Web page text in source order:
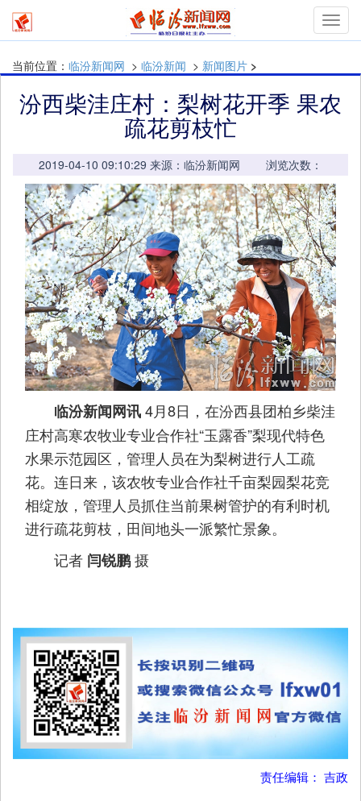
当前位置： 临汾新闻网 > 临汾新闻 > 新闻图片 >
汾西柴洼庄村：梨树花开季 果农
疏花剪枝忙
2019-04-10 09:10:29 来源：临汾新闻网 浏览次数：
临汾新闻网讯4月8日，在汾西县团柏乡柴洼
庄村高寒农牧业专业合作社“玉露香”梨现代特色
水果示范园区，管理人员在为梨树进行人工疏
花。连日来，该农牧专业合作社千亩梨园梨花竞
相绽放，管理人员抓住当前果树管护的有利时机
进行疏花剪枝，田间地头一派繁忙景象。
记者 闫锐鹏摄
责任编辑： 吉政